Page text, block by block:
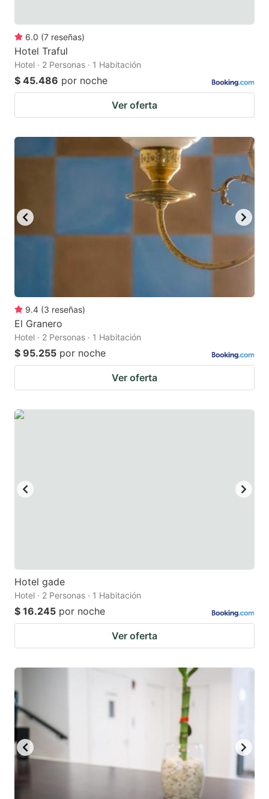
6.0 (7 reseñas)
Hotel Traful
Hotel · 2 Personas · 1 Habitación
$ 45.486 por noche
Ver oferta
9.4 (3 reseñas)
El Granero
Hotel · 2 Personas · 1 Habitación
$ 95.255 por noche
Ver oferta
Hotel gade
Hotel · 2 Personas · 1 Habitación
$ 16.245 por noche
Ver oferta